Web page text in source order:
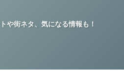
や街ネタ、気になる情報も！